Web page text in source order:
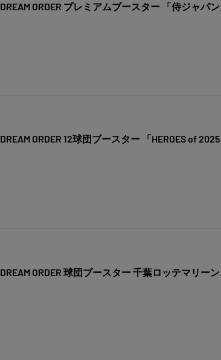
ORDER プレミアムブースター 「侍ジャパン
ORDER 12球団ブースター 「HEROES of 2025
ORDER 球団ブースター 千葉ロッテマリー